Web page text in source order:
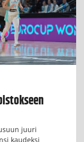
juuri
kaudeksi